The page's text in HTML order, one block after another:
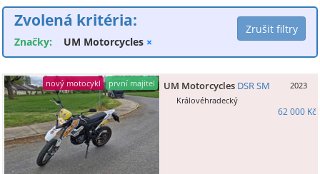
Zvolená kritéria:
Značky: UM Motorcycles ×
nový motocykl první majitel UM Motorcycles DSR SM
2023
Královéhradecký
62 000 Kč